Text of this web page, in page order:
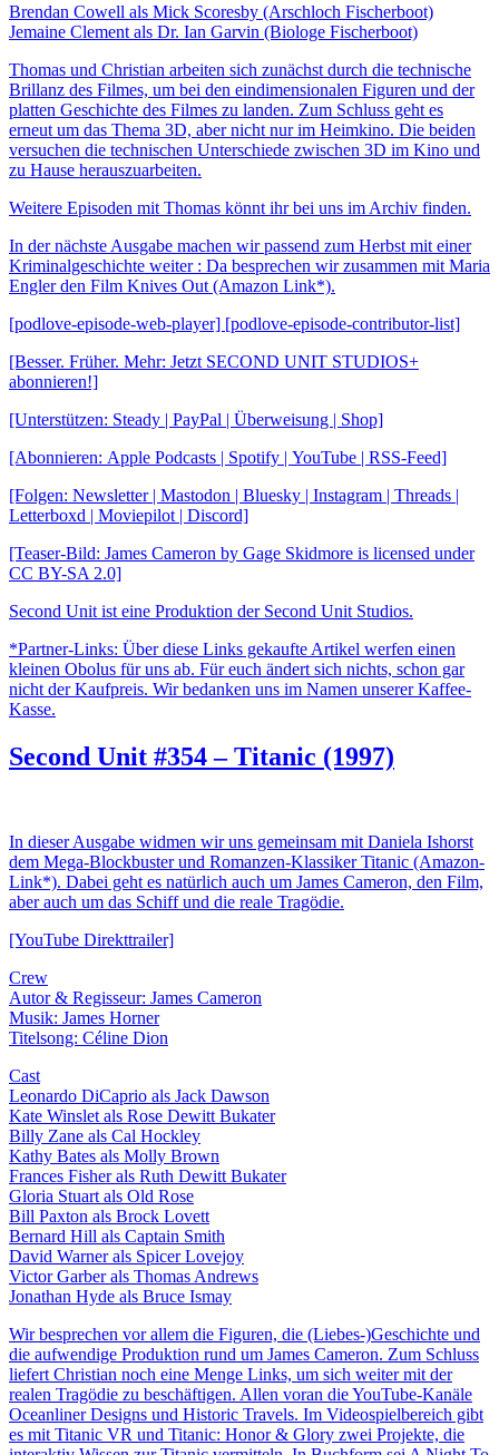
Brendan Cowell als Mick Scoresby (Arschloch Fischerboot)
Jemaine Clement als Dr. Ian Garvin (Biologe Fischerboot)
Thomas und Christian arbeiten sich zunächst durch die technische
Brillanz des Filmes, um bei den eindimensionalen Figuren und der
platten Geschichte des Filmes zu landen. Zum Schluss geht es
erneut um das Thema 3D, aber nicht nur im Heimkino. Die beiden
versuchen die technischen Unterschiede zwischen 3D im Kino und
zu Hause herauszuarbeiten.
Weitere Episoden mit Thomas könnt ihr bei uns im Archiv finden.
In der nächste Ausgabe machen wir passend zum Herbst mit einer
Kriminalgeschichte weiter : Da besprechen wir zusammen mit Maria
Engler den Film Knives Out (Amazon Link*).
[podlove-episode-web-player] [podlove-episode-contributor-list]
[Besser. Früher. Mehr: Jetzt SECOND UNIT STUDIOS+
abonnieren!]
[Unterstützen: Steady | PayPal | Überweisung | Shop]
[Abonnieren: Apple Podcasts | Spotify | YouTube | RSS-Feed]
[Folgen: Newsletter | Mastodon | Bluesky | Instagram | Threads |
Letterboxd | Moviepilot | Discord]
[Teaser-Bild: James Cameron by Gage Skidmore is licensed under
CC BY-SA 2.0]
Second Unit ist eine Produktion der Second Unit Studios.
*Partner-Links: Über diese Links gekaufte Artikel werfen einen
kleinen Obolus für uns ab. Für euch ändert sich nichts, schon gar
nicht der Kaufpreis. Wir bedanken uns im Namen unserer Kaffee-
Kasse.
Second Unit #354 – Titanic (1997)
In dieser Ausgabe widmen wir uns gemeinsam mit Daniela Ishorst
dem Mega-Blockbuster und Romanzen-Klassiker Titanic (Amazon-
Link*). Dabei geht es natürlich auch um James Cameron, den Film,
aber auch um das Schiff und die reale Tragödie.
[YouTube Direkttrailer]
Crew
Autor & Regisseur: James Cameron
Musik: James Horner
Titelsong: Céline Dion
Cast
Leonardo DiCaprio als Jack Dawson
Kate Winslet als Rose Dewitt Bukater
Billy Zane als Cal Hockley
Kathy Bates als Molly Brown
Frances Fisher als Ruth Dewitt Bukater
Gloria Stuart als Old Rose
Bill Paxton als Brock Lovett
Bernard Hill als Captain Smith
David Warner als Spicer Lovejoy
Victor Garber als Thomas Andrews
Jonathan Hyde als Bruce Ismay
Wir besprechen vor allem die Figuren, die (Liebes-)Geschichte und
die aufwendige Produktion rund um James Cameron. Zum Schluss
liefert Christian noch eine Menge Links, um sich weiter mit der
realen Tragödie zu beschäftigen. Allen voran die YouTube-Kanäle
Oceanliner Designs und Historic Travels. Im Videospielbereich gibt
es mit Titanic VR und Titanic: Honor & Glory zwei Projekte, die